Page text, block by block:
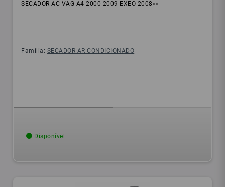
SECADOR AC VAG A4 2000-2009 EXEO 2008»»
Família: SECADOR AR CONDICIONADO
Disponível